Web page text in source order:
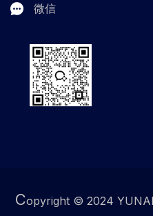
微信
Copyright © 2024